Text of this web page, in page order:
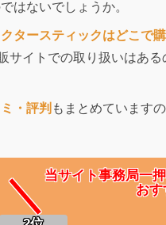
はないでしょうか。
クタースティックはどこで
サイトでの取り扱いはある
・評判 もまとめています
当サイト事務局一
おす